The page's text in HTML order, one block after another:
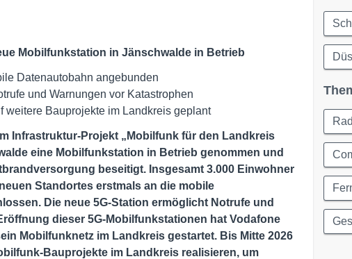
Mobilfunkstation in Jänschwalde in Betrieb
Datenautobahn angebunden
und Warnungen vor Katastrophen
weitere Bauprojekte im Landkreis geplant
Infrastruktur-Projekt „Mobilfunk für den Landkreis
eine Mobilfunkstation in Betrieb genommen und
beseitigt. Insgesamt 3.000 Einwohner
Standortes erstmals an die mobile
Die neue 5G-Station ermöglicht Notrufe und
dieser 5G-Mobilfunkstationen hat Vodafone
Mobilfunknetz im Landkreis gestartet. Bis Mitte 2026
Bauprojekte im Landkreis realisieren, um